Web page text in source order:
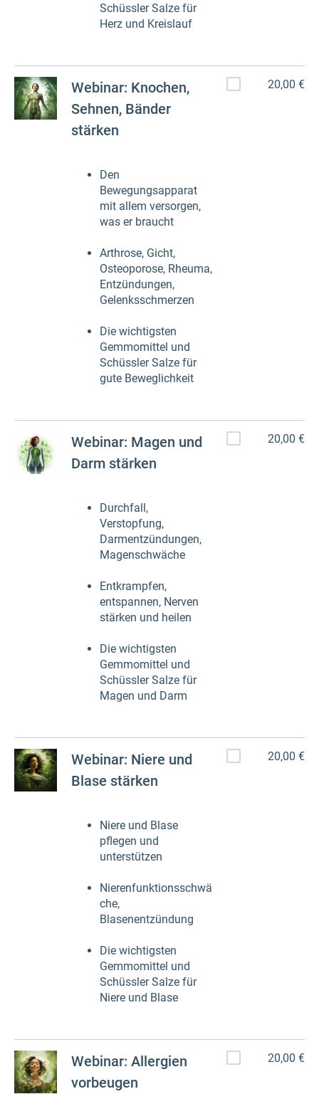
Schüssler Salze für
Herz und Kreislauf
Webinar: Knochen,
Sehnen, Bänder
stärken
Den
Bewegungsapparat
mit allem versorgen,
was er braucht
Arthrose, Gicht,
Osteoporose, Rheuma,
Entzündungen,
Gelenksschmerzen
Die wichtigsten
Gemmomittel und
Schüssler Salze für
gute Beweglichkeit
20,00 €
Webinar: Magen und
Darm stärken
Durchfall,
Verstopfung,
Darmentzündungen,
Magenschwäche
Entkrampfen,
entspannen, Nerven
stärken und heilen
Die wichtigsten
Gemmomittel und
Schüssler Salze für
Magen und Darm
20,00 €
Webinar: Niere und
Blase stärken
Niere und Blase
pflegen und
unterstützen
Nierenfunktionsschwä
che,
Blasenentzündung
Die wichtigsten
Gemmomittel und
Schüssler Salze für
Niere und Blase
20,00 €
Webinar: Allergien
vorbeugen
20,00 €